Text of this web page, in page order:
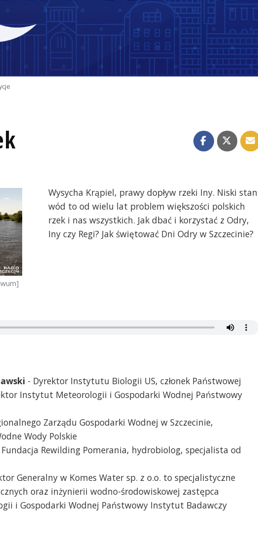
Wysycha Krąpiel, prawy dopływ rzeki Iny. Niski stan
wód to od wielu lat problem większości polskich
rzek i nas wszystkich. Jak dbać i korzystać z Odry,
Iny czy Regi? Jak świętować Dni Odry w Szczecinie?
- Dyrektor Instytutu Biologii US, członek Państwowej
Instytut Meteorologii i Gospodarki Wodnej Państwowy
Zarządu Gospodarki Wodnej w Szczecinie,
Wody Polskie
Rewilding Pomerania, hydrobiolog, specjalista od
Generalny w Komes Water sp. z o.o. to specjalistyczne
oraz inżynierii wodno-środowiskowej zastępca
i Gospodarki Wodnej Państwowy Instytut Badawczy